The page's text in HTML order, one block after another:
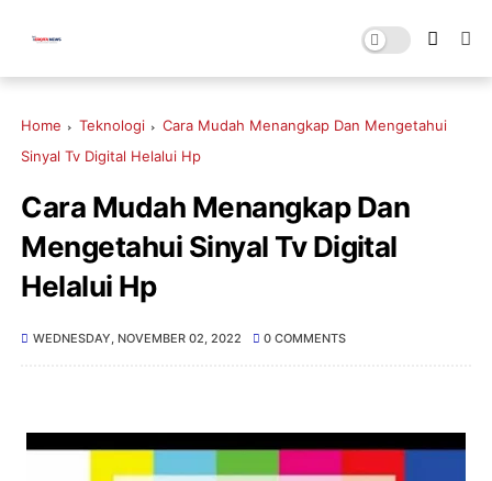
Home Teknologi
Cara Mudah Menangkap Dan Mengetahui
Sinyal Tv Digital Helalui Hp
Cara Mudah Menangkap Dan
Mengetahui Sinyal Tv Digital
Helalui Hp
WEDNESDAY, NOVEMBER 02, 2022 0 COMMENTS